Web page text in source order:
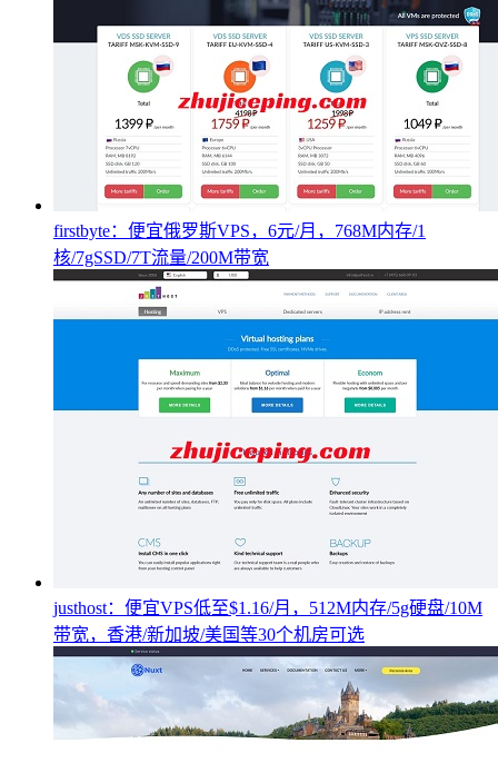
firstbyte：便宜俄罗斯VPS，6元/月，768M内存/1
核/7gSSD/7T流量/200M带宽
justhost：便宜VPS低至$1.16/月，512M内存/5g硬盘/10M
带宽，香港/新加坡/美国等30个机房可选